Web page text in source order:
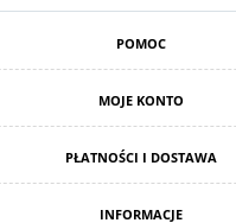
POMOC
MOJE KONTO
PŁATNOŚCI I DOSTAWA
INFORMACJE